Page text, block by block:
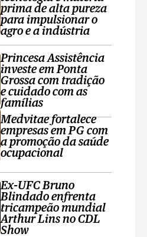
prima de alta pureza
para impulsionar o
agro e a indústria
Princesa Assistência
investe em Ponta
Grossa com tradição
e cuidado com as
famílias
Medvitae fortalece
empresas em PG com
a promoção da saúde
ocupacional
Ex-UFC Bruno
Blindado enfrenta
tricampeão mundial
Arthur Lins no CDL
Show